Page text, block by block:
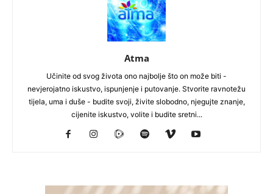
Atma
Učinite od svog života ono najbolje što on može biti -
nevjerojatno iskustvo, ispunjenje i putovanje. Stvorite ravnotežu
tijela, uma i duše - budite svoji, živite slobodno, njegujte znanje,
cijenite iskustvo, volite i budite sretni...